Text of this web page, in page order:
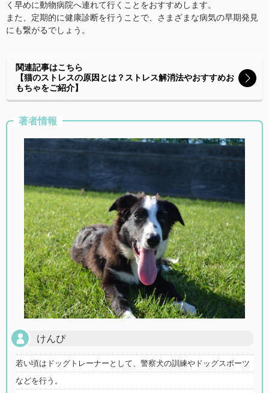
く早めに動物病院へ連れて行くことをおすすめします。
また、定期的に健康診断を行うことで、さまざまな病気の早期発見
にも繋がるでしょう。
関連記事はこちら
【猫のストレスの原因とは？ストレス解消法やおすすめお
もちゃをご紹介】
著者情報
けんぴ
若い頃はドッグトレーナーとして、警察犬の訓練やドッグスポーツ
などを行う。